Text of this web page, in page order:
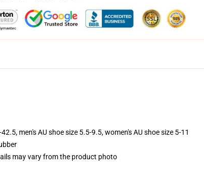
men's AU shoe size 5.5-9.5, women's AU shoe size 5-11
may vary from the product photo